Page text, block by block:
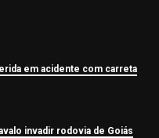
em acidente com carreta
invadir rodovia de Goiás